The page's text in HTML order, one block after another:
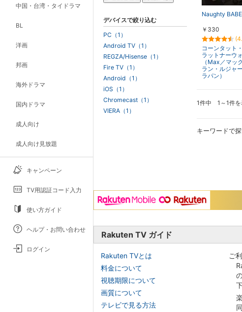
中国・台湾・タイドラマ
BL
洋画
邦画
海外ドラマ
国内ドラマ
成人向け
成人向け見放題
キャンペーン
TV用認証コード入力
使い方ガイド
ヘルプ・お問い合わせ
ログイン
Naughty BABE
￥330
コーンタット
ラットナーウ
（Max／マッ
ラン・ルジャ
ラパン）
1件中 1～1件を
キーワードで
デバイスで絞り込む
PC（1）
Android TV（1）
REGZA/Hisense（1）
Fire TV（1）
Android（1）
iOS（1）
Chromecast（1）
VIERA（1）
Rakuten TV ガイド
Rakuten TVとは
料金について
視聴期限について
画質について
テレビで見る方法
ご